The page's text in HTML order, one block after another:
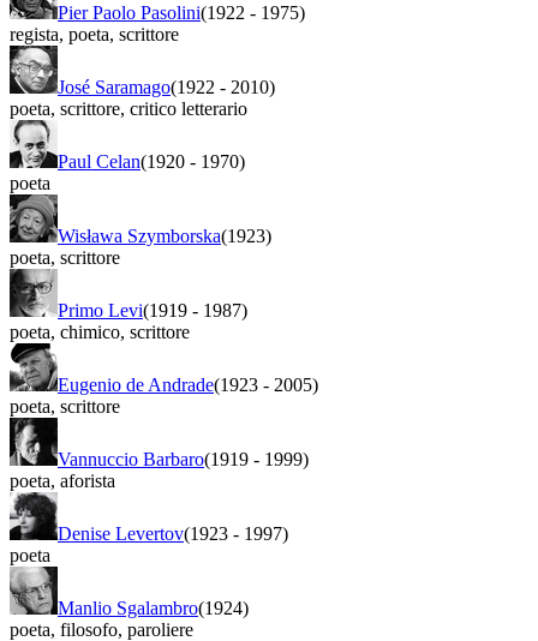
Pier Paolo Pasolini(1922 - 1975)
regista, poeta, scrittore
José Saramago(1922 - 2010)
poeta, scrittore, critico letterario
Paul Celan(1920 - 1970)
poeta
Wisława Szymborska(1923)
poeta, scrittore
Primo Levi(1919 - 1987)
poeta, chimico, scrittore
Eugenio de Andrade(1923 - 2005)
poeta, scrittore
Vannuccio Barbaro(1919 - 1999)
poeta, aforista
Denise Levertov(1923 - 1997)
poeta
Manlio Sgalambro(1924)
poeta, filosofo, paroliere